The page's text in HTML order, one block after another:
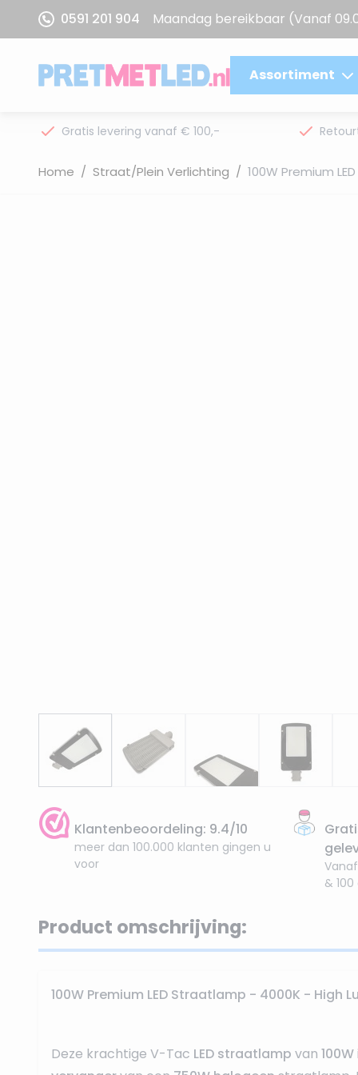
Ga naar de inhoud
0591 201 904 Maandag bereikbaar (Vanaf
Assortiment
Gratis levering vanaf € 100,-
Home / Straat/Plein Verlichting / 100W Premium
Klantenbeoordeling: 9.4/10
meer dan 100.000 klanten gingen u
voor
Vanaf
&
Product omschrijving:
100W Premium LED Straatlamp - 4000K - High
Deze krachtige V-Tac LED straatlamp van 100W